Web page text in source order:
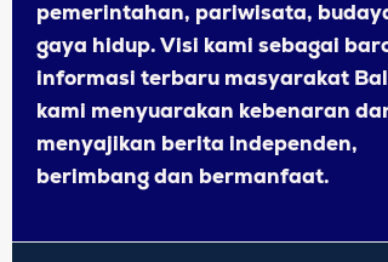
pemerintahan, pariwisata,
gaya hidup. Visi kami sebagai
informasi terbaru masyarakat
kami menyuarakan kebenaran
menyajikan berita independen,
berimbang dan bermanfaat.